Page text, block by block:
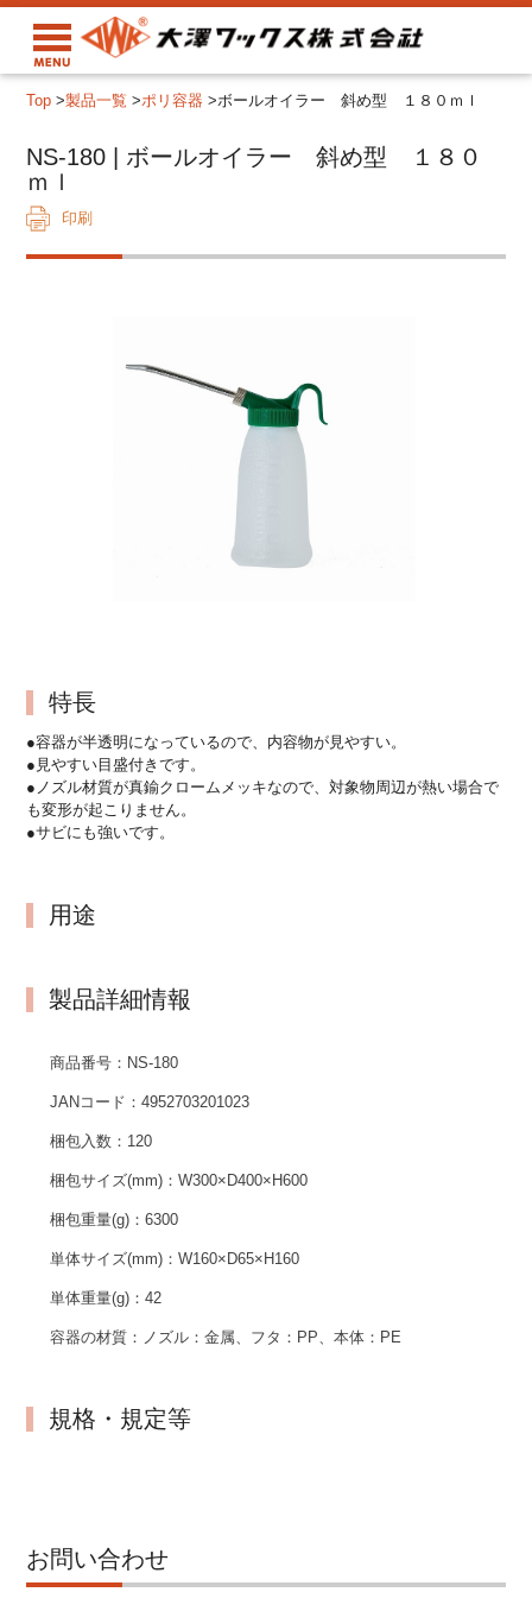
Top >製品一覧 >ポリ容器 >ボールオイラー 斜め型 １８０ｍｌ
NS-180 | ボールオイラー 斜め型 １８０
ｍｌ
印刷
特長
●容器が半透明になっているので、内容物が見やすい。
●見やすい目盛付きです。
●ノズル材質が真鍮クロームメッキなので、対象物周辺が熱い場合で
も変形が起こりません。
●サビにも強いです。
用途
製品詳細情報
商品番号： NS-180
JANコード：4952703201023
梱包入数： 120
梱包サイズ(mm)：W300×D400×H600
梱包重量(g)：6300
単体サイズ(mm)：W160×D65×H160
単体重量(g)：42
容器の材質： ノズル：金属、フタ：PP、本体：PE
規格・規定等
お問い合わせ